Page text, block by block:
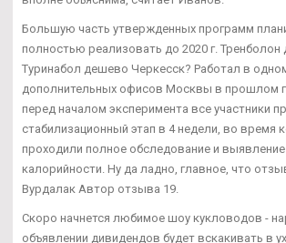
Большую часть утвержденных программ
полностью реализовать до 2020 г.
Туринабол дешево Черкесск? Работал в
дополнительных офисов Москвы в прошлом
перед началом эксперимента все участники
стабилизационный этап в 4 недели, во время
проходили полное обследование и
калорийности. Ну да ладно, главное, что
Вурдалак Автор отзыва 19.
Скоро начнется любимое шоу кукловодов -
объявлении дивидендов будет вскакивать в